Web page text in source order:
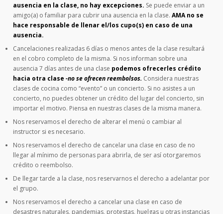
ausencia en la clase, no hay excepciones. Se puede enviar a un
amigo(a) o familiar para cubrir una ausencia en la clase.AMA no se
hace responsable de llenar el/los cupo(s) en caso de una
ausencia.
Cancelaciones realizadas 6 días o menos antes de la clase resultará
en el cobro completo de la misma. Si nos informan sobre una
ausencia 7 días antes de una clase podemos ofrecerles crédito
hacia otra clase-no se ofrecen reembolsos. Considera nuestras
clases de cocina como “evento” o un concierto. Si no asistes a un
concierto, no puedes obtener un crédito del lugar del concierto, sin
importar el motivo. Piensa en nuestras clases de la misma manera.
Nos reservamos el derecho de alterar el menú o cambiar al
instructor si es necesario.
Nos reservamos el derecho de cancelar una clase en caso de no
llegar al mínimo de personas para abrirla, de ser así otorgaremos
crédito o reembolso.
De llegar tarde a la clase, nos reservarnos el derecho a adelantar por
el grupo.
Nos reservamos el derecho a cancelar una clase en caso de
desastres naturales, pandemias, protestas, huelgas u otras instancias